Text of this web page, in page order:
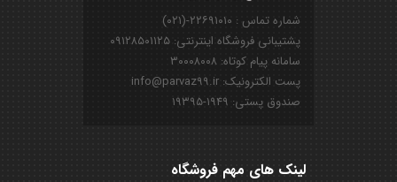
شماره تماس : ۲۲۶۹۱۰۱۰-(۰۲۱)
پشتیبانی فروشگاه اینترنتی: ۰۹۱۲۸۵۰۱۱۲۵
سامانه پیام کوتاه: ۳۰۰۰۸۰۰۸
پست الکترونیک: info@parvaz99.ir
صندوق پستی: ۱۹۴۹-۱۹۳۹۵
لینک های مهم فروشگاه